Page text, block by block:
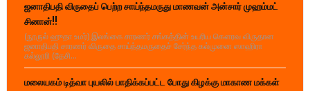
ஜனாதிபதி விருதைப் பெற்ற சாய்ந்தமருது மாணவன் அன்சார் முஹம்மட்
சினான்!!
(நூருல் ஹுதா உமர்) இலங்கை சாரணர் சங்கத்தின் உயரிய கௌரவ விருதான
ஜனாதிபதி சாரணர் விருதை சாய்ந்தமருதைச் சேர்ந்த கல்முனை ஸாஹிரா
கல்லூரி (தேசி...
மலையகம் டித்வா புயலில் பாதிக்கப்பட்ட போது கிழக்கு மாகாண மக்கள்